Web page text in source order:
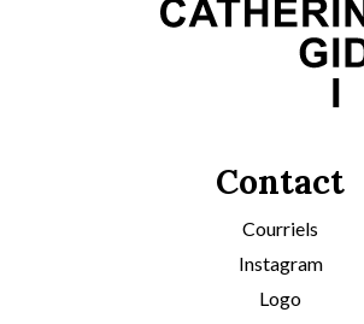
Contact
Courriels
Instagram
Logo